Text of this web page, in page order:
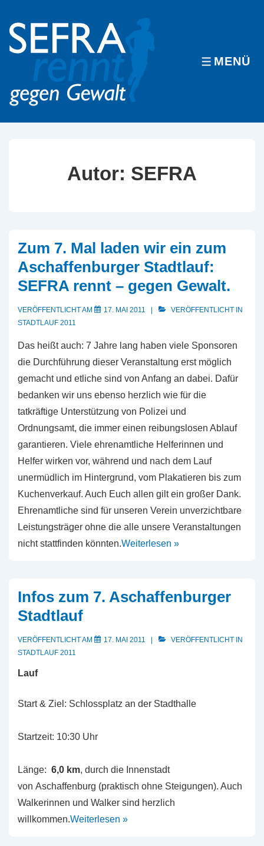
Zum
Inhalt
MENÜ
MENÜ
Autor: SEFRA
Zum 7. Mal laden wir ein zum
Aschaffenburger Stadtlauf:
SEFRA rennt – gegen Gewalt.
VERÖFFENTLICHT AM 17. MAI 2011
VERÖFFENTLICHT IN
STADTLAUF 2011
Das heißt auch: 7 Jahre lang haben viele Sponsoren
die Durchführung dieser Veranstaltung erst möglich
gemacht und etliche sind von Anfang an dabei. Dafür
bedanken wir uns ebenso herzlich wie für die
tatkräftige Unterstützung von Polizei und
Ordnungsamt, die immer einen reibungslosen Ablauf
garantieren. Viele ehrenamtliche Helferinnen und
Helfer wirken vor, während und nach dem Lauf
unermüdlich im Hintergrund, vom Plakatieren bis zum
Kuchenverkauf. Auch Euch allen gilt ein großer Dank.
Ehrenamtliche sind für unseren Verein unverzichtbare
Leistungsträger ohne die alle unsere Veranstaltungen
nicht stattfinden könnten.Weiterlesen »
Infos zum 7. Aschaffenburger
Stadtlauf
VERÖFFENTLICHT AM 17. MAI 2011
VERÖFFENTLICHT IN
STADTLAUF 2011
Lauf
Start & Ziel: Schlossplatz an der Stadthalle
Startzeit: 10:30 Uhr
Länge: 6,0 km, durch die Innenstadt
von Aschaffenburg (praktisch ohne Steigungen). Auch
Walkerinnen und Walker sind herzlich
willkommen.Weiterlesen »